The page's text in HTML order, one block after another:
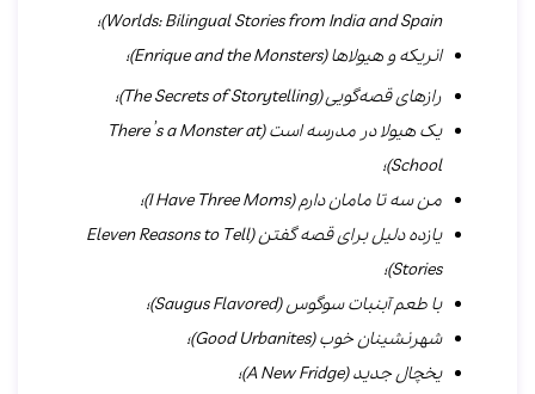
Worlds: Bilingual Stories from India and Spain)؛
انریکه و هیولاها (Enrique and the Monsters)؛
رازهای قصه‌گویی (The Secrets of Storytelling)؛
یک هیولا در مدرسه است (There’s a Monster at
School)؛
من سه تا مامان دارم (I Have Three Moms)؛
یازده دلیل برای قصه‌ گفتن (Eleven Reasons to Tell
Stories)؛
با طعم آبنبات سوگوس (Saugus Flavored)؛
شهرنشینان خوب(
Good Urbanites)؛
یخچال جدید (A New Fridge)؛